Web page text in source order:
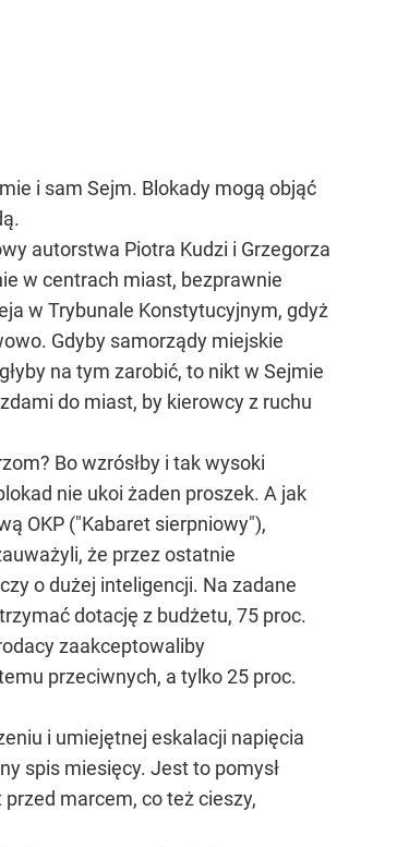
i sam Sejm. Blokady mogą objąć
autorstwa Piotra Kudzi i Grzegorza
w centrach miast, bezprawnie
w Trybunale Konstytucyjnym, gdyż
Gdyby samorządy miejskie
na tym zarobić, to nikt w Sejmie
do miast, by kierowcy z ruchu
Bo wzrósłby i tak wysoki
nie ukoi żaden proszek. A jak
OKP ("Kabaret sierpniowy"),
że przez ostatnie
o dużej inteligencji. Na zadane
dotację z budżetu, 75 proc.
zaakceptowaliby
przeciwnych, a tylko 25 proc.
i umiejętnej eskalacji napięcia
spis miesięcy. Jest to pomysł
marcem, co też cieszy,